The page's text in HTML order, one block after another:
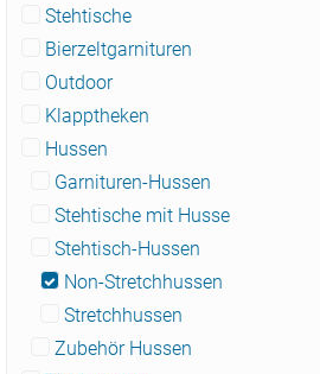
Stehtische
Bierzeltgarnituren
Outdoor
Klapptheken
Hussen
Garnituren-Hussen
Stehtische mit Husse
Stehtisch-Hussen
Non-Stretchhussen
Stretchhussen
Zubehör Hussen